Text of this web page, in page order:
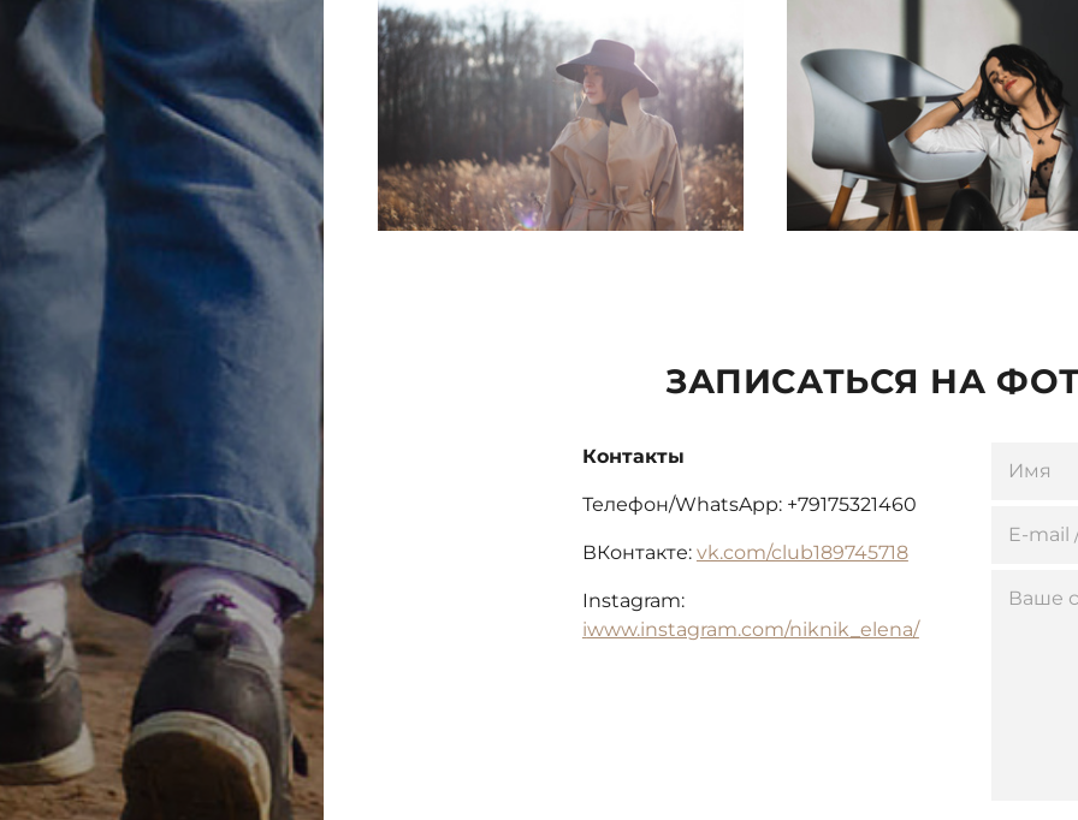
ЗАПИСАТЬСЯ НА
Контакты
Телефон/WhatsApp: +79175321460
ВКонтакте: vk.com/club189745718
Instagram:
iwww.instagram.com/niknik_elena/